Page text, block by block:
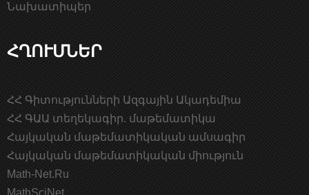
Նախատիպեր
ՀՂՈՒՄՆԵՐ
ՀՀ Գիտությունների Ազգային Ակադեմիա
ՀՀ ԳԱԱ տեղեկագիր. մաթեմատիկա
Հայկական մաթեմատիկական ամսագիր
Հայկական մաթեմատիկական միություն
Math-Net.Ru